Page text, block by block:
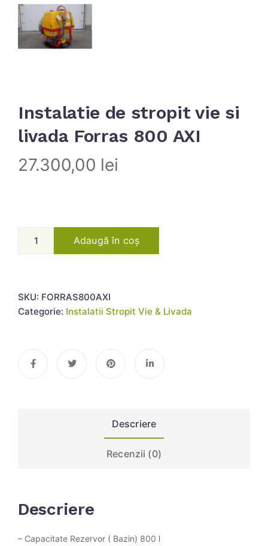
Instalatie de stropit vie si
livada Forras 800 AXI
27.300,00 lei
Adaugă în coș
SKU: FORRAS800AXI
Categorie: Instalatii Stropit Vie & Livada
Descriere
Recenzii (0)
Descriere
– Capacitate Rezervor ( Bazin) 800 l